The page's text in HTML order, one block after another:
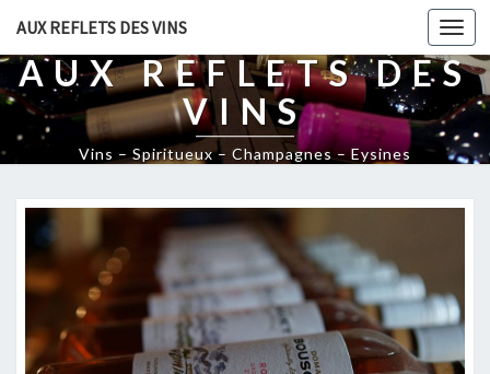
AUX REFLETS DES VINS
AUX REFLETS DES
VINS
Vins – Spiritueux – Champagnes – Eysines